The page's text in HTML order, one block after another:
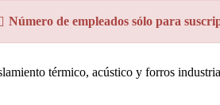
Número de empleados sólo para
térmico, acústico y forros